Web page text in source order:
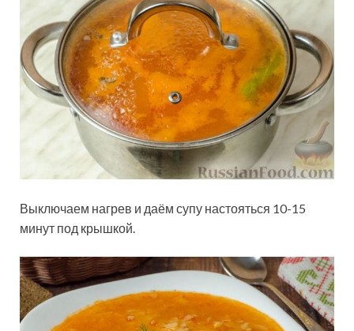
Выключаем нагрев и даём супу настояться 10-15
минут под крышкой.